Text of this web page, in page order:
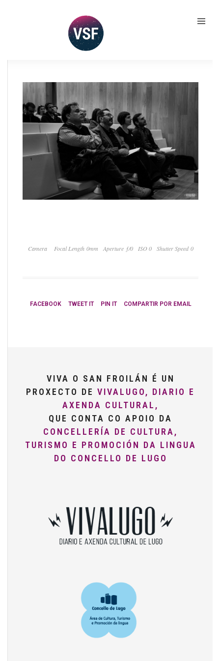
Camera Focal Length 0mm Aperture ƒ/0 ISO 0 Shutter Speed 0
FACEBOOK TWEET IT PIN IT COMPARTIR POR EMAIL
VIVA O SAN FROILÁN É UN
PROXECTO DE VIVALUGO, DIARIO E
AXENDA CULTURAL,
QUE CONTA CO APOIO DA
CONCELLERÍA DE CULTURA,
TURISMO E PROMOCIÓN DA LINGUA
DO CONCELLO DE LUGO